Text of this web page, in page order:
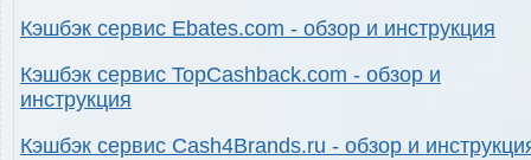
Кэшбэк сервис Ebates.com - обзор и инструкция
Кэшбэк сервис TopCashback.com - обзор и
инструкция
Кэшбэк сервис Cash4Brands.ru - обзор и